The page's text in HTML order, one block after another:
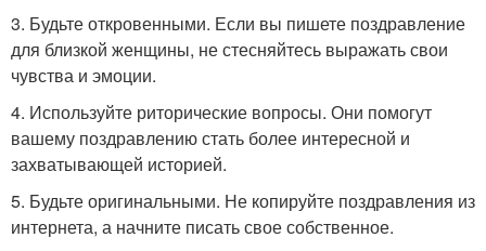
3. Будьте откровенными. Если вы пишете поздравление
для близкой женщины, не стесняйтесь выражать свои
чувства и эмоции.
4. Используйте риторические вопросы. Они помогут
вашему поздравлению стать более интересной и
захватывающей историей.
5. Будьте оригинальными. Не копируйте поздравления из
интернета, а начните писать свое собственное.